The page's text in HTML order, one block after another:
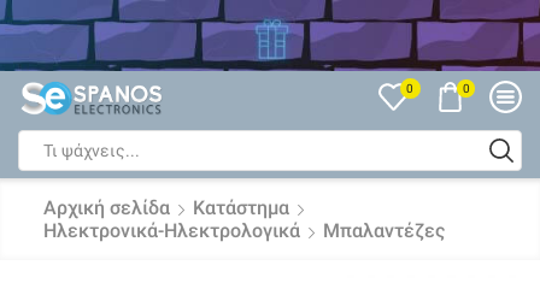
Δείτε όλες τις Εκπτώσεις
0 0
input
Αρχική σελίδα
Κατάστημα
Ηλεκτρονικά-Ηλεκτρολογικά
Μπαλαντέζες